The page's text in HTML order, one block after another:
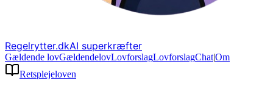
Regelrytter.dkAI superkræfter
Gældende lovGældendelovLovforslagLovforslagChat|Om
Retsplejeloven